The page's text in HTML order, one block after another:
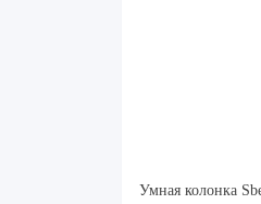
Умная колонка